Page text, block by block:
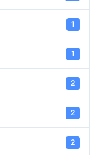
1
1
2
2
2